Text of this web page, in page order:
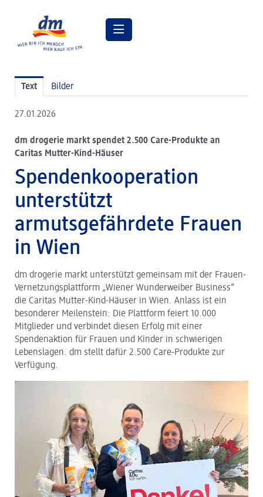
Pressebilder
dm Geschäftsführung
dm Markt
Lehre bei dm
dm Logistik
dm Online Shop
PAYBACK
Über dm
Pressekontakt
ACTIVE BEAUTY
Text Bilder
27.01.2026
dm drogerie markt spendet 2.500 Care-Produkte an
Caritas Mutter-Kind-Häuser
Spendenkooperation
unterstützt
armutsgefährdete Frauen
in Wien
dm drogerie markt unterstützt gemeinsam mit der Frauen-
Vernetzungsplattform „Wiener Wunderweiber Business“
die Caritas Mutter-Kind-Häuser in Wien. Anlass ist ein
besonderer Meilenstein: Die Plattform feiert 10.000
Mitglieder und verbindet diesen Erfolg mit einer
Spendenaktion für Frauen und Kinder in schwierigen
Lebenslagen. dm stellt dafür 2.500 Care-Produkte zur
Verfügung.